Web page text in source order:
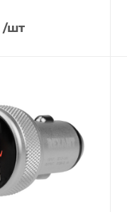
/шт